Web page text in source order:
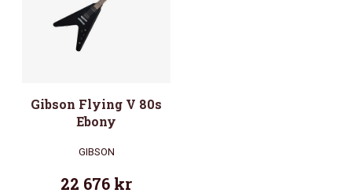
Gibson Flying V 80s
Ebony
GIBSON
22 676 kr